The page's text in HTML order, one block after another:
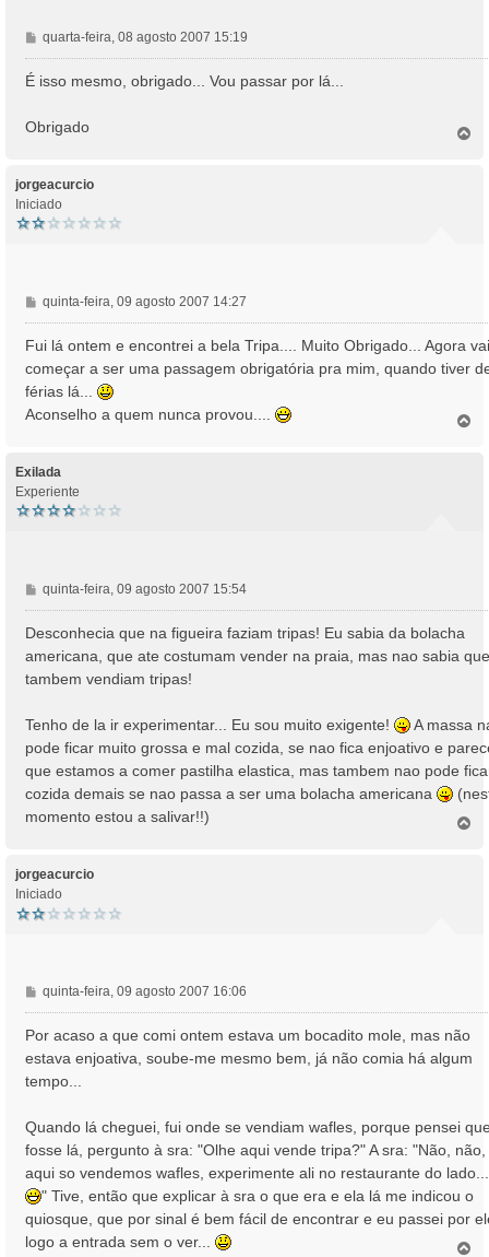
M
e
n
g
quarta-feira, 08 agosto 2007 15:19
É isso mesmo, obrigado... Vou passar por lá...
Obrigado
jorgeacurcio
Iniciado
M
e
n
g
e
quinta-feira, 09 agosto 2007 14:27
Fui lá ontem e encontrei a bela Tripa.... Muito Obrigado... Agora vai
começar a ser uma passagem obrigatória pra mim, quando tiver
férias lá...
Aconselho a quem nunca provou....
Exilada
Experiente
M
e
n
g
m
quinta-feira, 09 agosto 2007 15:54
Desconhecia que na figueira faziam tripas! Eu sabia da bolacha
americana, que ate costumam vender na praia, mas nao sabia que
tambem vendiam tripas!
Tenho de la ir experimentar... Eu sou muito exigente!
A massa
pode ficar muito grossa e mal cozida, se nao fica enjoativo e
que estamos a comer pastilha elastica, mas tambem nao pode
cozida demais se nao passa a ser uma bolacha americana
momento estou a salivar!!)
jorgeacurcio
Iniciado
M
e
n
g
m
quinta-feira, 09 agosto 2007 16:06
Por acaso a que comi ontem estava um bocadito mole, mas não
estava enjoativa, soube-me mesmo bem, já não comia há algum
tempo...
Quando lá cheguei, fui onde se vendiam wafles, porque pensei
fosse lá, pergunto à sra: "Olhe aqui vende tripa?" A sra: "Não, não,
aqui so vendemos wafles, experimente ali no restaurante do lado...
" Tive, então que explicar à sra o que era e ela lá me indicou o
quiosque, que por sinal é bem fácil de encontrar e eu passei por
logo a entrada sem o ver...